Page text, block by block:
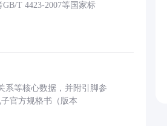
T 4423-2007等国家标
系等核心数据，并附引脚参
官方规格书（版本